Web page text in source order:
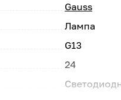
Gauss
Лампа
G13
24